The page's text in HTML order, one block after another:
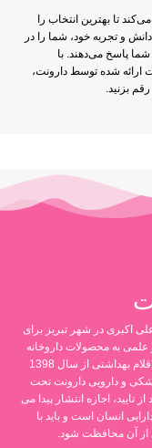
تا بهترین انتخاب را
و تجربه خود، شما را در
پاسخ می‌دهند. با
ارائه شده توسط دارونت،
بزنید.
اکبری در شهر تبریز برای
به محصولات داروخانه
ای، مکمل‌های تغذیه‌ای، فرآورده‌های سلامت‌محور و اقلام بهداشتی از سال 1398
و دارویی دارونت تحت
تایید، اجازه انتشار پیدا می
انسان است و باید با
از آن محافظت شود.